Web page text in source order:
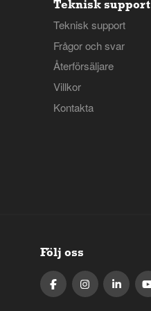
Teknisk support
Teknisk support
Frågor och svar
Återförsäljare
Villkor
Kontakta
Följ oss